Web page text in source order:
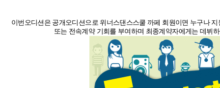
이번오디션은 공개오디션으로 위너스댄스스쿨 까페 회원이면 누구나
또는 전속계약 기회를 부여하며 최종계약자에게는 데뷔